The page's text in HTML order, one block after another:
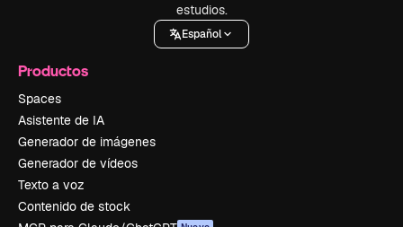
estudios.
Español
Productos
Spaces
Asistente de IA
Generador de imágenes
Generador de vídeos
Texto a voz
Contenido de stock